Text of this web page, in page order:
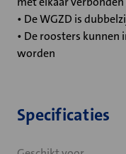
• De WGZD is
• De roosters
worden
Specificaties